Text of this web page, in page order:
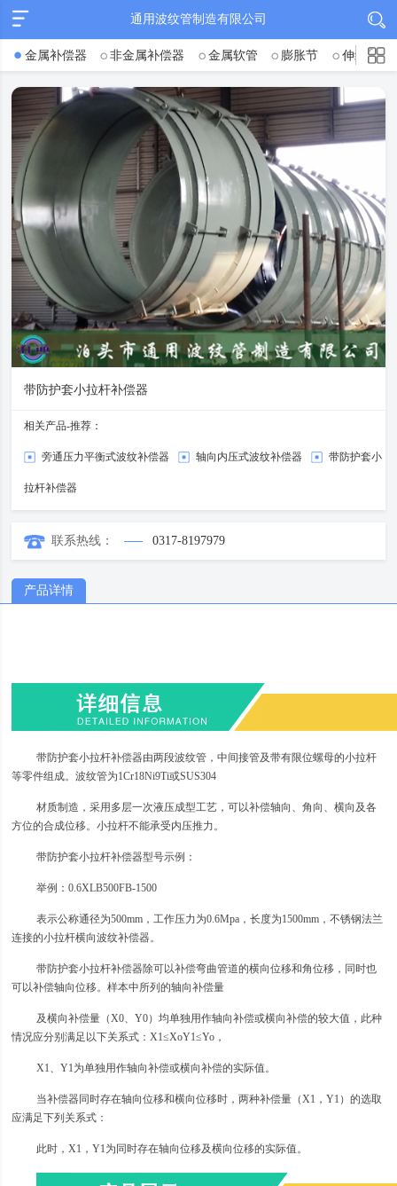
通用波纹管制造有限公司
金属补偿器 非金属补偿器 金属软管 膨胀节 伸缩节
带防护套小拉杆补偿器
相关产品-推荐：
旁通压力平衡式波纹补偿器 轴向内压式波纹补偿器 带防护套小
拉杆补偿器
联系热线： 0317-8197979
产品详情
带防护套小拉杆补偿器由两段波纹管，中间接管及带有限位螺母的小拉杆
等零件组成。波纹管为1Cr18Ni9Ti或SUS304
材质制造，采用多层一次液压成型工艺，可以补偿轴向、角向、横向及各
方位的合成位移。小拉杆不能承受内压推力。
带防护套小拉杆补偿器型号示例：
举例：0.6XLB500FB-1500
表示公称通径为500mm，工作压力为0.6Mpa，长度为1500mm，不锈钢法兰
连接的小拉杆横向波纹补偿器。
带防护套小拉杆补偿器除可以补偿弯曲管道的横向位移和角位移，同时也
可以补偿轴向位移。样本中所列的轴向补偿量
及横向补偿量（X0、Y0）均单独用作轴向补偿或横向补偿的较大值，此种
情况应分别满足以下关系式：X1≤XoY1≤Yo，
X1、Y1为单独用作轴向补偿或横向补偿的实际值。
当补偿器同时存在轴向位移和横向位移时，两种补偿量（X1，Y1）的选取
应满足下列关系式：
此时，X1，Y1为同时存在轴向位移及横向位移的实际值。